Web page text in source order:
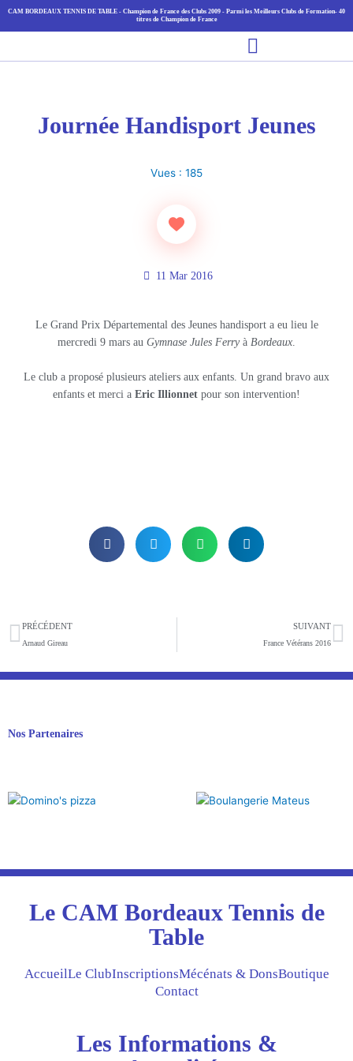
Aller
CAM BORDEAUX TENNIS DE TABLE - Champion de France des Clubs 2009 - Parmi les Meilleurs Clubs de Formation- 40
titres de Champion de France
Main
Menu
Journée Handisport Jeunes
Vues : 185
11 Mar 2016
Le Grand Prix Départemental des Jeunes handisport a eu lieu le
mercredi 9 mars au Gymnase Jules Ferryà Bordeaux.
Le club a proposé plusieurs ateliers aux enfants. Un grand bravo aux
enfants et merci a Eric Illionnet pour son intervention!
Précédent
PRÉCÉDENT
Arnaud Gireau
SUIVANT
France Vétérans 2016
Nos Partenaires
Le CAM Bordeaux Tennis de
Table
AccueilLe ClubInscriptionsMécénats & DonsBoutique
Contact
Les Informations &